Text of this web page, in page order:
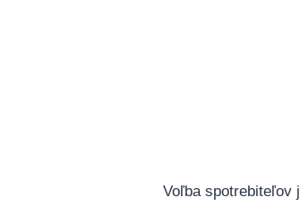
Voľba spotrebiteľov